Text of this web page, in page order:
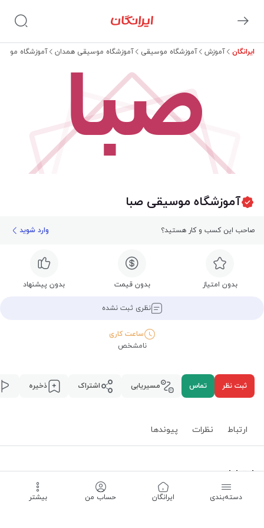
ایرانگان آموزش آموزشگاه موسیقی آموزشگاه موسیقی همدان آموزشگاه
صبا
آموزشگاه موسیقی صبا
صاحب این کسب و کار هستید؟ وارد شوید
بدون امتیاز بدون قیمت بدون پیشنهاد
نظری ثبت نشده
ساعت کاری
نامشخص
ثبت نظر تماس مسیریابی اشتراک ذخیره
ارتباط نظرات پیوند‌ها
ارتباط
استان همدان
دسته‌بندی ‌ایرانگان حساب من بیشتر